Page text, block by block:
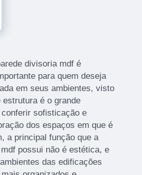
divisoria mdf é
para quem deseja
em seus ambientes, visto
é o grande
sofisticação e
dos espaços em que é
a principal função que a
possui não é estética, e
das edificações